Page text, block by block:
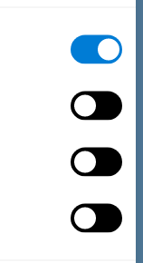
demande au
en cours pour